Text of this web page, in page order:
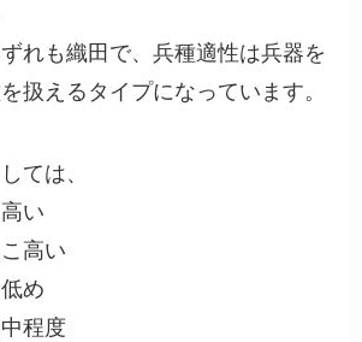
れも織田で、兵種適性は兵器を
扱えるタイプになっています。
ては、
い
高い
め
程度